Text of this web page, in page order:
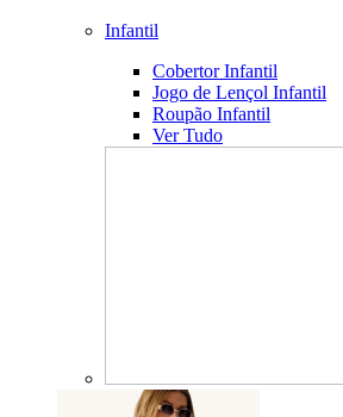
Infantil
Cobertor Infantil
Jogo de Lençol Infantil
Roupão Infantil
Ver Tudo